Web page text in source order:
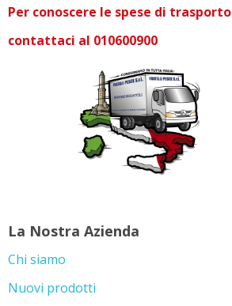
Per conoscere le spese di trasporto
contattaci al 010600900
La Nostra Azienda
Chi siamo
Nuovi prodotti